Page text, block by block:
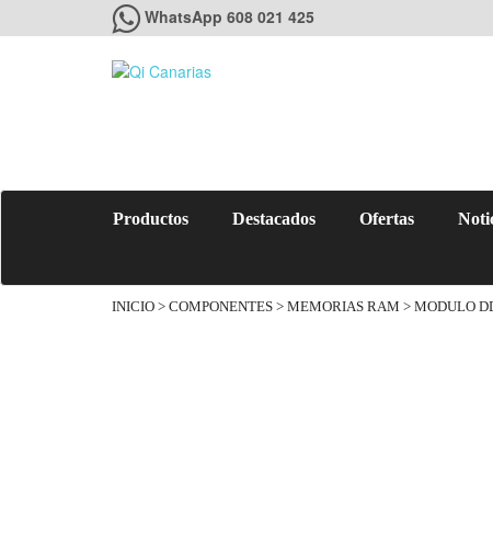
WhatsApp 608 021 425
Productos Destacados Ofertas
INICIO > COMPONENTES > MEMORIAS RAM > MODULO